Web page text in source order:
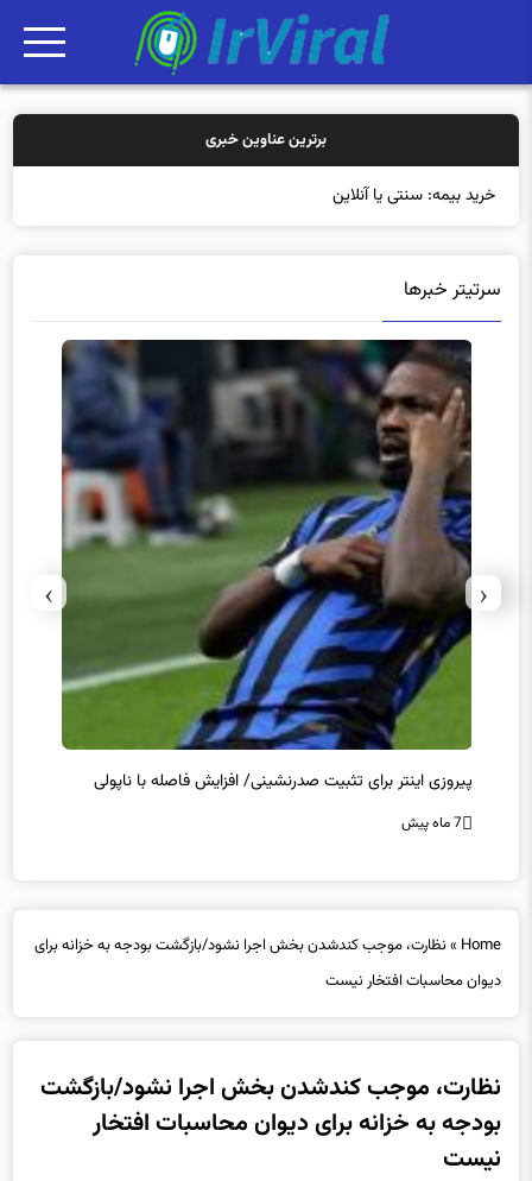
برترین عناوین خبری
خرید بیمه: سنتی یا آنلاین؟ کدامیک تج
سرتیتر خبرها
پیروزی اینتر برای تثبیت صدرنشینی/ افزایش فاصله با ناپولی
7 ماه پیش
‹
›
Home
» نظارت، موجب کندشدن بخش اجرا نشود/بازگشت بودجه به خزانه برای
دیوان محاسبات افتخار نیست
نظارت، موجب کندشدن بخش اجرا نشود/بازگشت
بودجه به خزانه برای دیوان محاسبات افتخار
نیست